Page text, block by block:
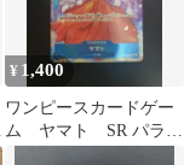
¥ 1,400
ワンピースカードゲー
ム ヤマト SR パラレ